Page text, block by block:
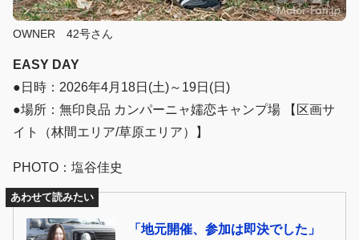
OWNER 42号さん
EASY DAY
●日時：2026年4月18日(土)～19日(日)
●場所：無印良品 カンパーニャ嬬恋キャンプ場 【区画サ
イト（林間エリア/草原エリア）】
PHOTO：塩谷佳史
あわせて読みたい
「地元開催、参加は即決でした」